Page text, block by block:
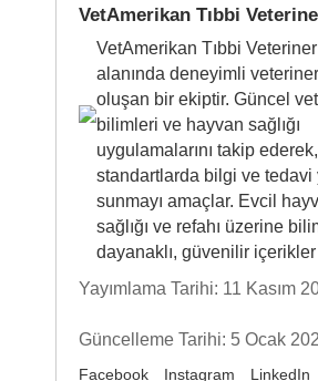
VetAmerikan Tıbbi
VetAmerikan Tıbbi
alanında deneyimli
oluşan bir ekiptir. Güncel
bilimleri ve hayvan sağlığı
uygulamalarını takip
standartlarda bilgi ve tedavi
sunmayı amaçlar. Evcil
sağlığı ve refahı üzerine
dayanaklı, güvenilir içerikler
Yayımlama Tarihi: 11 Kasım
Güncelleme Tarihi: 5 Ocak
Facebook Instagram LinkedIn